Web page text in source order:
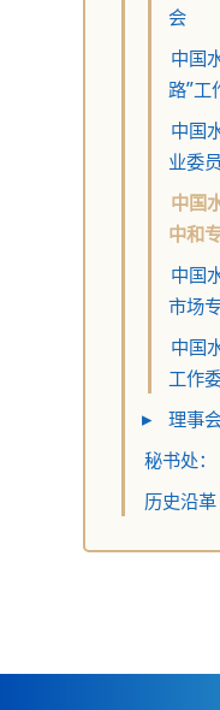
会
中国
路”工
中国
业委
中国
中和
中国
市场
中国
工作
▸
理事
秘书处：
历史沿革